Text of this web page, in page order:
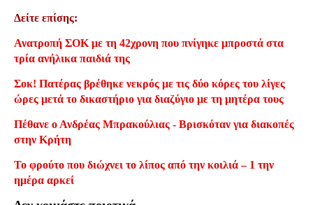
Δείτε επίσης:
Ανατροπή ΣΟΚ με τη 42χρονη που πνίγηκε μπροστά στα
τρία ανήλικα παιδιά της
Σοκ! Πατέρας βρέθηκε νεκρός με τις δύο κόρες του λίγες
ώρες μετά το δικαστήριο για διαζύγιο με τη μητέρα τους
Πέθανε ο Ανδρέας Μπρακούλιας - Βρισκόταν για διακοπές
στην Κρήτη
Το φρούτο που διώχνει το λίπος από την κοιλιά – 1 την
ημέρα αρκεί